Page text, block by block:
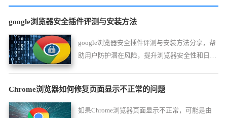
google浏览器安全插件评测与安装方法
google浏览器安全插件评测与安装方法分享，帮
助用户防护潜在风险，提升浏览器安全性和日常
Chrome浏览器如何修复页面显示不正常的问题
如果Chrome浏览器页面显示不正常，可能是由